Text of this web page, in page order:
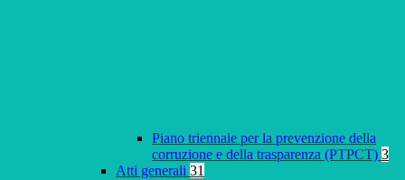
Piano triennale per la prevenzione della
corruzione e della trasparenza (PTPCT) 3
Atti generali 31